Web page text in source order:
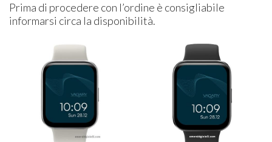
Prima di procedere con l’ordine è consigliabile
informarsi circa la disponibilità.